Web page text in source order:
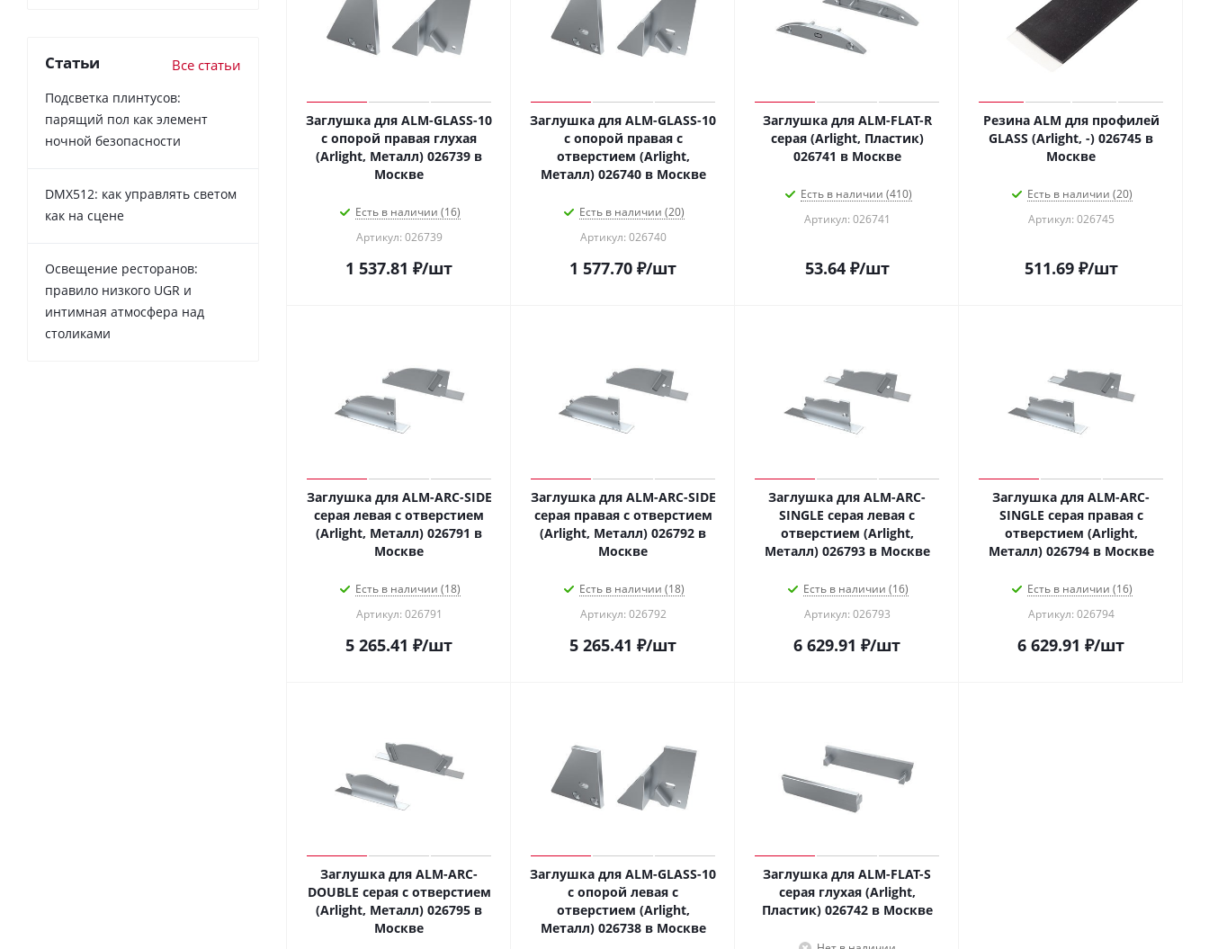
Заглушка для ALM-GLASS-10
с опорой правая глухая
(Arlight, Металл) 026739 в
Москве
Есть в наличии (16)
Артикул: 026739
1 537.81 ₽/шт
Заглушка для ALM-GLASS-10
с опорой правая с
отверстием (Arlight,
Металл) 026740 в Москве
Есть в наличии (20)
Артикул: 026740
1 577.70 ₽/шт
Заглушка для ALM-FLAT-R
серая (Arlight, Пластик)
026741 в Москве
Есть в наличии (410)
Артикул: 026741
53.64₽/шт
Резина ALM для профилей
GLASS (Arlight, -) 026745 в
Москве
Есть в наличии (20)
Артикул: 026745
511.69₽/шт
Заглушка для ALM-ARC-SIDE
серая левая с отверстием
(Arlight, Металл) 026791 в
Москве
Есть в наличии (18)
Артикул: 026791
5 265.41 ₽/шт
Заглушка для ALM-ARC-SIDE
серая правая с отверстием
(Arlight, Металл) 026792 в
Москве
Есть в наличии (18)
Артикул: 026792
5 265.41 ₽/шт
Заглушка для ALM-ARC-
SINGLE серая левая с
отверстием (Arlight,
Металл) 026793 в Москве
Есть в наличии (16)
Артикул: 026793
6 629.91 ₽/шт
Заглушка для ALM-ARC-
SINGLE серая правая с
отверстием (Arlight,
Металл) 026794 в Москве
Есть в наличии (16)
Артикул: 026794
6 629.91 ₽/шт
Заглушка для ALM-ARC-
DOUBLE серая с отверстием
(Arlight, Металл) 026795 в
Москве
Заглушка для ALM-GLASS-10
с опорой левая с
отверстием (Arlight,
Металл) 026738 в Москве
Заглушка для ALM-FLAT-S
серая глухая (Arlight,
Пластик) 026742 в Москве
Статьи Все статьи
Подсветка плинтусов:
парящий пол как элемент
ночной безопасности
DMX512: как управлять светом
как на сцене
Освещение ресторанов:
правило низкого UGR и
интимная атмосфера над
столиками